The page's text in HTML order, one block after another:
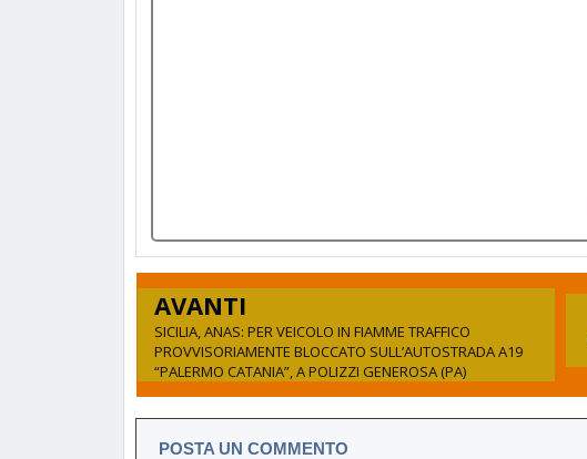
AVANTI
SICILIA, ANAS: PER VEICOLO IN FIAMME TRAFFICO
PROVVISORIAMENTE BLOCCATO SULL’AUTOSTRADA A19
“PALERMO CATANIA”, A POLIZZI GENEROSA (PA)
POSTA UN COMMENTO